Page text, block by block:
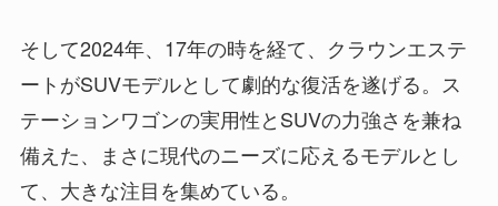
そして2024年、17年の時を経て、クラウンエステ
ートがSUVモデルとして劇的な復活を遂げる。ス
テーションワゴンの実用性とSUVの力強さを兼ね
備えた、まさに現代のニーズに応えるモデルとし
て、大きな注目を集めている。